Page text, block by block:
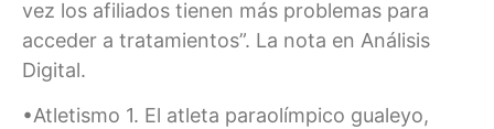
vez los afiliados tienen más problemas para
acceder a tratamientos”. La nota en Análisis
Digital.
•Atletismo 1. El atleta paraolímpico gualeyo,